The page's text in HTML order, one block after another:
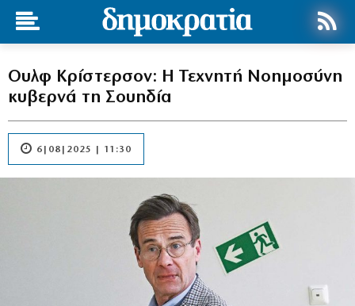
Ουλφ Κρίστερσον: H Τεχνητή Νοημοσύνη
κυβερνά τη Σουηδία
6|08|2025 | 11:30